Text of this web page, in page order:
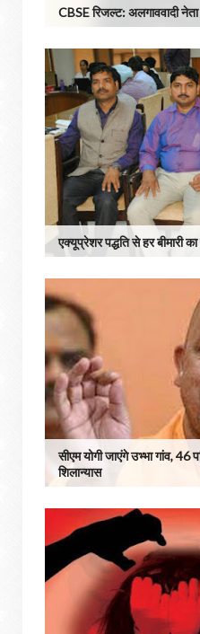
CBSE रिजल्ट: अलगाववादी
एक्यूप्रेशर पद्धति से हर बीमारी
सीएम योगी जाएंगे उभ्भा गांव, 46
शिलान्यास